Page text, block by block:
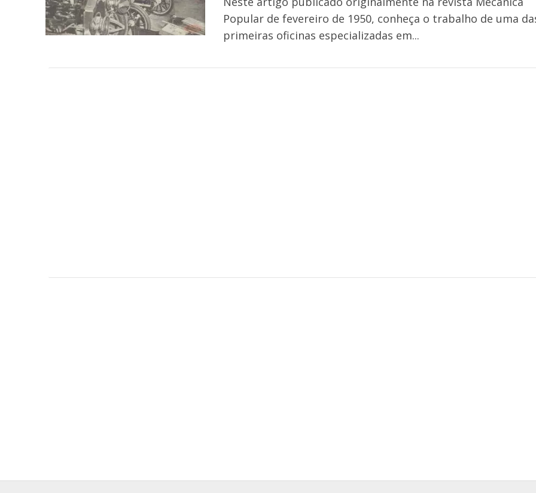
Popular de fevereiro de 1950, conheça o trabalho de uma
primeiras oficinas especializadas em...